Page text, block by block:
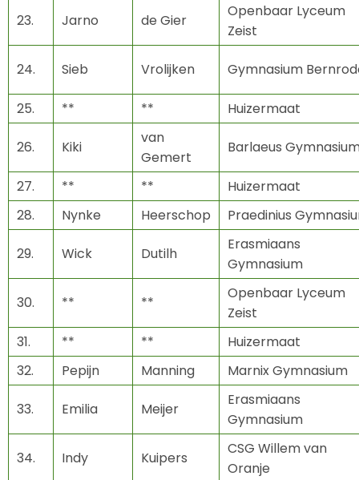
23. Jarno de Gier
Openbaar Lyceum
Zeist
24. Sieb Vrolijken Gymnasium
25. ** ** Huizermaat
26. Kiki
van
Gemert
Barlaeus
27. ** **
Huizermaat
28.
Nynke Heerschop Praedinius
29. Wick Dutilh
Erasmiaans
Gymnasium
30. ** **
Openbaar Lyceum
Zeist
31.
** **
Huizermaat
32.
Pepijn Manning Marnix Gymnasium
33. Emilia Meijer
Erasmiaans
Gymnasium
34. Indy Kuipers
CSG Willem van
Oranje